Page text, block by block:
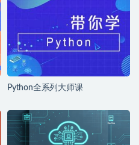
Python全系列大师课